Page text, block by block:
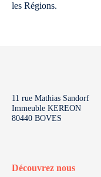
les Régions.
11 rue Mathias Sandorf
Immeuble KEREON
80440 BOVES
Découvrez nous